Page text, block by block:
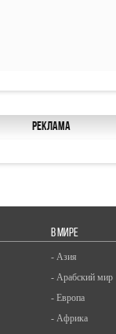
Реклама
В МИРЕ
- Азия
- Арабский мир
- Европа
- Африка